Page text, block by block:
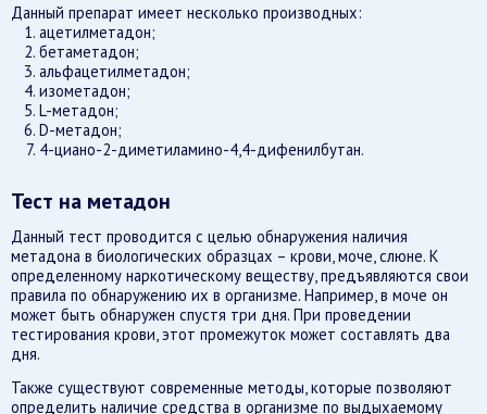
Данный препарат имеет несколько производных:
ацетилметадон;
бетаметадон;
альфацетилметадон;
изометадон;
L-метадон;
D-метадон;
4-циано-2-диметиламино-4,4-дифенилбутан.
Тест на метадон
Данный тест проводится с целью обнаружения наличия
метадона в биологических образцах – крови, моче, слюне. К
определенному наркотическому веществу, предъявляются свои
правила по обнаружению их в организме. Например, в моче он
может быть обнаружен спустя три дня. При проведении
тестирования крови, этот промежуток может составлять два
дня.
Также существуют современные методы, которые позволяют
определить наличие средства в организме по выдыхаемому